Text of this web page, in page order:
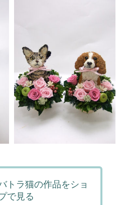
トラ猫の作品をショ
で見る